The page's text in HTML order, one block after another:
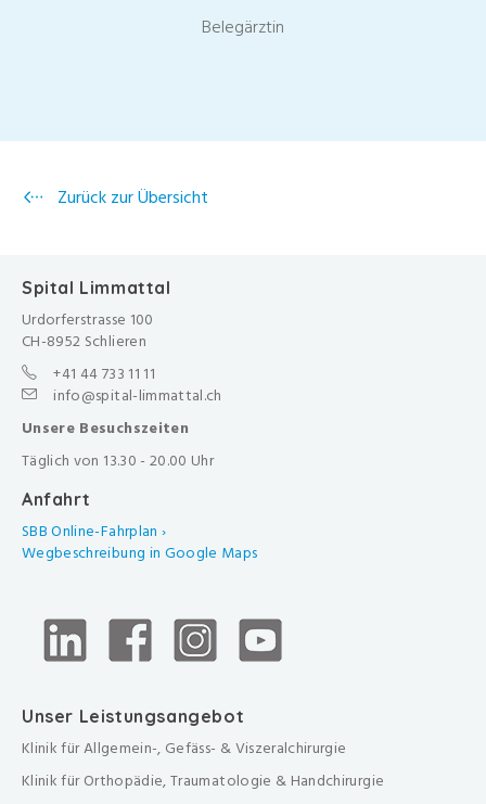
Belegärztin
Zurück zur Übersicht
Spital Limmattal
Urdorferstrasse 100
CH-8952 Schlieren
+41 44 733 11 11
info@spital-limmattal.ch
Unsere Besuchszeiten
Täglich von 13.30 - 20.00 Uhr
Anfahrt
SBB Online-Fahrplan ›
Wegbeschreibung in Google Maps
Unser Leistungsangebot
Klinik für Allgemein-, Gefäss- & Viszeralchirurgie
Klinik für Orthopädie, Traumatologie & Handchirurgie